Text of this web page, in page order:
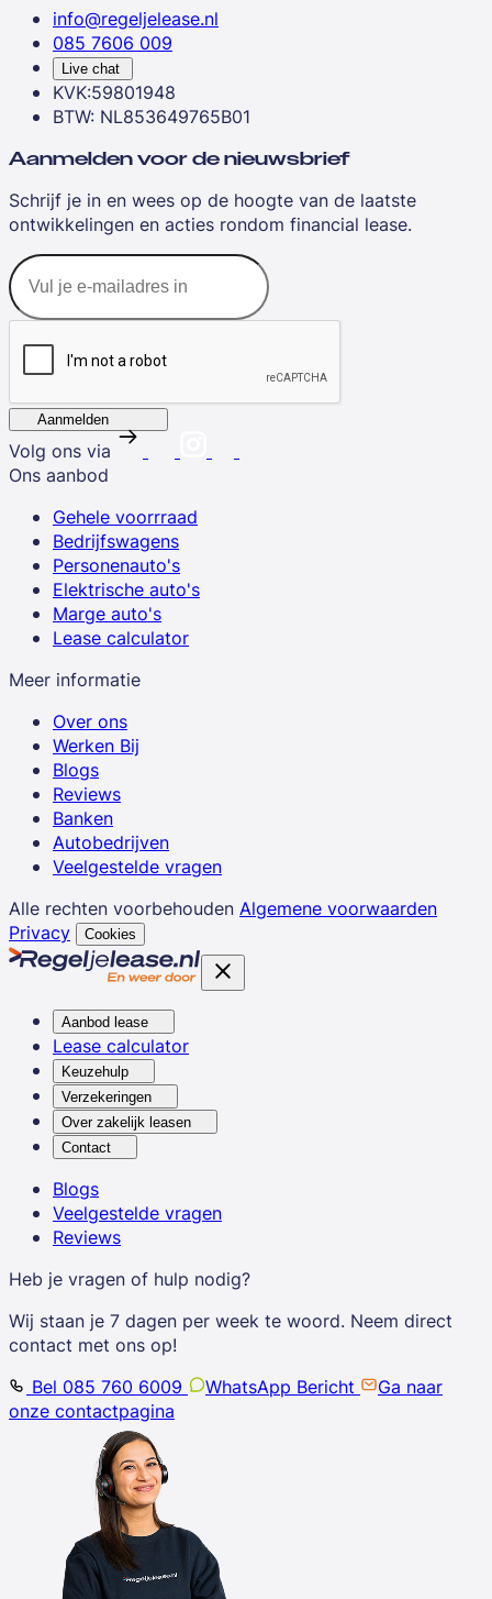
info@regeljelease.nl
085 7606 009
Live chat
KVK:59801948
BTW: NL853649765B01
Aanmelden voor de nieuwsbrief
Schrijf je in en wees op de hoogte van de laatste
ontwikkelingen en acties rondom financial lease.
Aanmelden
Volg ons via
Ons aanbod
Gehele voorrraad
Bedrijfswagens
Personenauto's
Elektrische auto's
Marge auto's
Lease calculator
Meer informatie
Over ons
Werken Bij
Blogs
Reviews
Banken
Autobedrijven
Veelgestelde vragen
Alle rechten voorbehouden Algemene voorwaarden
Privacy
Cookies
Aanbod lease
Lease calculator
Keuzehulp
Verzekeringen
Over zakelijk leasen
Contact
Blogs
Veelgestelde vragen
Reviews
Heb je vragen of hulp nodig?
Wij staan je 7 dagen per week te woord. Neem direct
contact met ons op!
Bel 085 760 6009
WhatsApp Bericht
Ga naar
onze contactpagina